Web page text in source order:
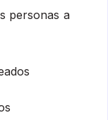
personas a